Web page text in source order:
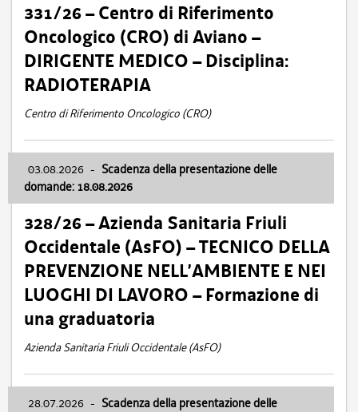
331/26 – Centro di Riferimento
Oncologico (CRO) di Aviano –
DIRIGENTE MEDICO – Disciplina:
RADIOTERAPIA
Centro di Riferimento Oncologico (CRO)
03.08.2026 - Scadenza della presentazione delle
domande: 18.08.2026
328/26 – Azienda Sanitaria Friuli
Occidentale (AsFO) – TECNICO DELLA
PREVENZIONE NELL’AMBIENTE E NEI
LUOGHI DI LAVORO – Formazione di
una graduatoria
Azienda Sanitaria Friuli Occidentale (AsFO)
28.07.2026 - Scadenza della presentazione delle